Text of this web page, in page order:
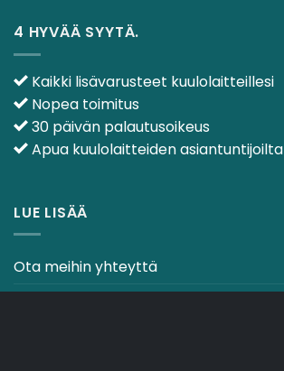
4 HYVÄÄ SYYTÄ.
Kaikki lisävarusteet kuulolaitteillesi
Nopea toimitus
30 päivän palautusoikeus
Apua kuulolaitteiden asiantuntijoilta
LUE LISÄÄ
Ota meihin yhteyttä